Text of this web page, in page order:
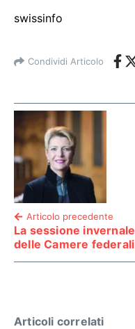
swissinfo
Condividi Articolo
Articolo precedente
La sessione invernale
delle Camere federali
Articoli correlati